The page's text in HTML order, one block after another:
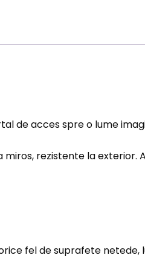
de acces spre o lume
rezistente la exterior.
fel de suprafete netede,